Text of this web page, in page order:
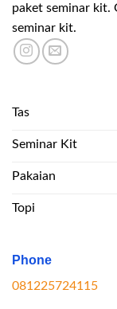
paket seminar kit.
seminar kit.
Tas
Seminar Kit
Pakaian
Topi
Phone
081225724115